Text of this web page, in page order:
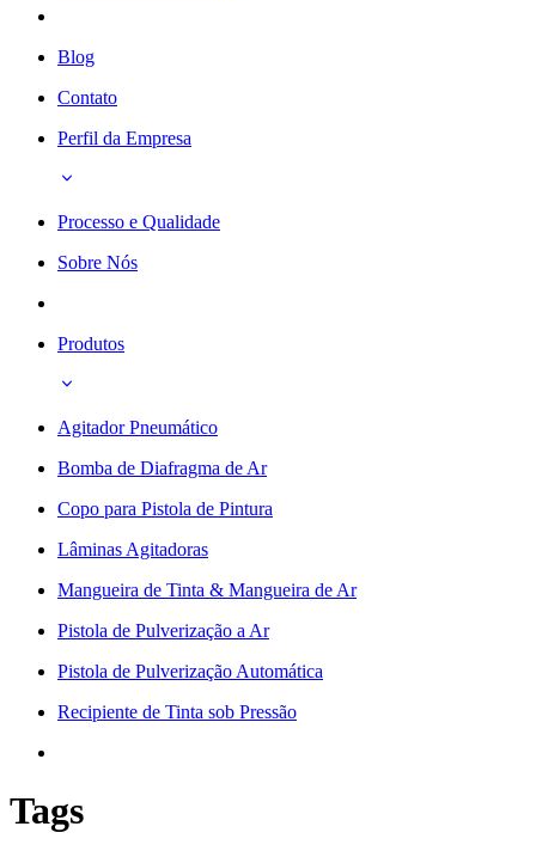
Blog
Contato
Perfil da Empresa
Processo e Qualidade
Sobre Nós
Produtos
Agitador Pneumático
Bomba de Diafragma de Ar
Copo para Pistola de Pintura
Lâminas Agitadoras
Mangueira de Tinta & Mangueira de Ar
Pistola de Pulverização a Ar
Pistola de Pulverização Automática
Recipiente de Tinta sob Pressão
Tags